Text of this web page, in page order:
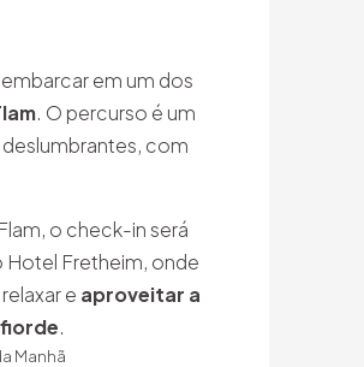
em um dos
. O percurso é um
com
o check-in será
Hotel Fretheim, onde
e aproveitar a
.
Manhã